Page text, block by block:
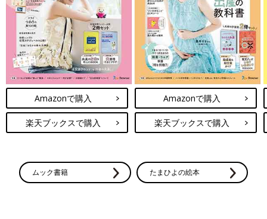
Amazonで購入
楽天ブックスで購入
Amazonで購入
楽天ブックスで購入
ムック書籍 たまひよの絵本